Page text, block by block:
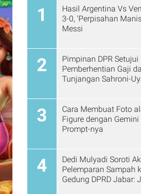
1
Hasil Argentina Vs
3-0, 'Perpisahan
Messi
2
Pimpinan DPR Setujui
Pemberhentian Gaji
Tunjangan Sahroni-
3
Cara Membuat Foto
Figure dengan Gemini
Prompt-nya
4
Dedi Mulyadi Soroti
Pelemparan Sampah
Gedung DPRD Jabar: